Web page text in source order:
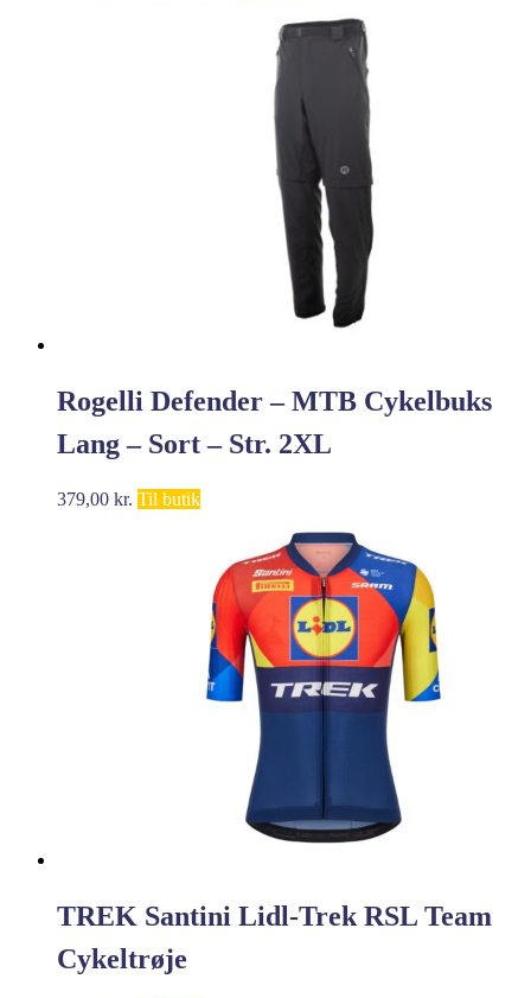
799,00 kr..
Rogelli Defender – MTB Cykelbuks
Lang – Sort – Str. 2XL
379,00 kr. Til butik
TREK Santini Lidl-Trek RSL Team
Cykeltrøje